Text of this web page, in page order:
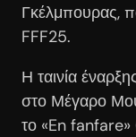
Γκέλμπουρας,
FFF25.
Η ταινία
στο Μέγαρο
το «En